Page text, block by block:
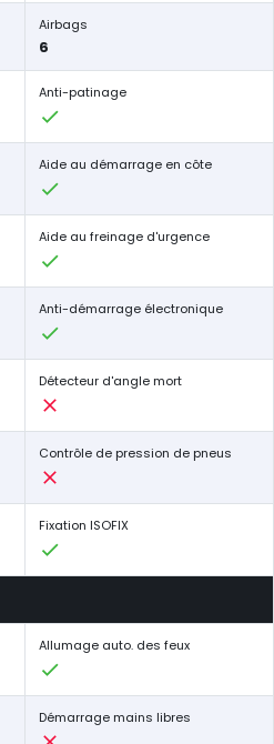
Airbags
6
Anti-patinage
Aide au démarrage en côte
Aide au freinage d'urgence
Anti-démarrage électronique
Détecteur d'angle mort
Contrôle de pression de pneus
Fixation ISOFIX
Allumage auto. des feux
Démarrage mains libres